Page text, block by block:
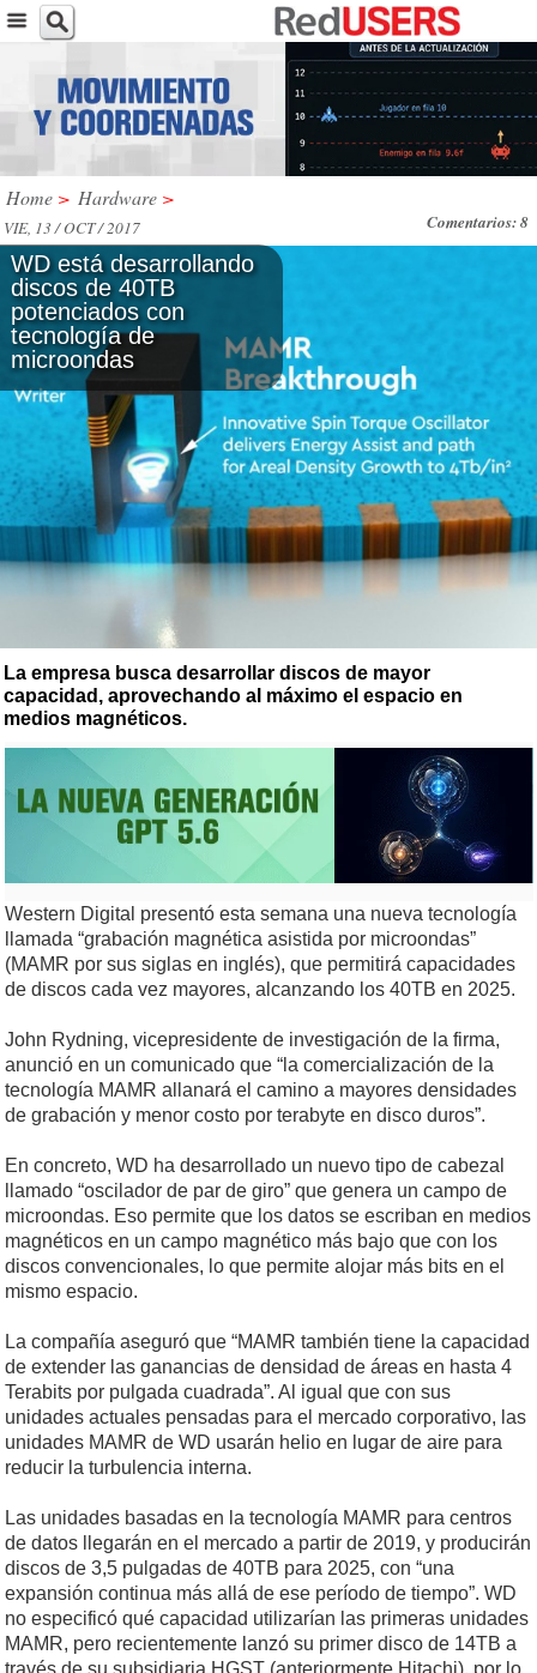
Home > Hardware >
Comentarios: 8
VIE, 13 / OCT / 2017
WD está desarrollando
discos de 40TB
potenciados con
tecnología de
microondas
La empresa busca desarrollar discos de mayor
capacidad, aprovechando al máximo el espacio en
medios magnéticos.
Western Digital presentó esta semana una nueva tecnología
llamada “grabación magnética asistida por microondas”
(MAMR por sus siglas en inglés), que permitirá capacidades
de discos cada vez mayores, alcanzando los 40TB en 2025.
John Rydning, vicepresidente de investigación de la firma,
anunció en un comunicado que “la comercialización de la
tecnología MAMR allanará el camino a mayores densidades
de grabación y menor costo por terabyte en disco duros”.
En concreto, WD ha desarrollado un nuevo tipo de cabezal
llamado “oscilador de par de giro” que genera un campo de
microondas. Eso permite que los datos se escriban en medios
magnéticos en un campo magnético más bajo que con los
discos convencionales, lo que permite alojar más bits en el
mismo espacio.
La compañía aseguró que “MAMR también tiene la capacidad
de extender las ganancias de densidad de áreas en hasta 4
Terabits por pulgada cuadrada”. Al igual que con sus
unidades actuales pensadas para el mercado corporativo, las
unidades MAMR de WD usarán helio en lugar de aire para
reducir la turbulencia interna.
Las unidades basadas en la tecnología MAMR para centros
de datos llegarán en el mercado a partir de 2019, y producirán
discos de 3,5 pulgadas de 40TB para 2025, con “una
expansión continua más allá de ese período de tiempo”. WD
no especificó qué capacidad utilizarían las primeras unidades
MAMR, pero recientemente lanzó su primer disco de 14TB a
través de su subsidiaria HGST (anteriormente Hitachi), por lo